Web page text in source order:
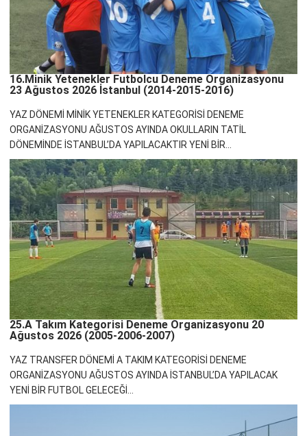
16.Minik Yetenekler Futbolcu Deneme Organizasyonu
23 Ağustos 2026 İstanbul (2014-2015-2016)
YAZ DÖNEMİ MİNİK YETENEKLER KATEGORİSİ DENEME
ORGANİZASYONU AĞUSTOS AYINDA OKULLARIN TATİL
DÖNEMİNDE İSTANBUL’DA YAPILACAKTIR YENİ BİR...
25.A Takım Kategorisi Deneme Organizasyonu 20
Ağustos 2026 (2005-2006-2007)
YAZ TRANSFER DÖNEMİ A TAKIM KATEGORİSİ DENEME
ORGANİZASYONU AĞUSTOS AYINDA İSTANBUL’DA YAPILACAK
YENİ BİR FUTBOL GELECEĞİ...